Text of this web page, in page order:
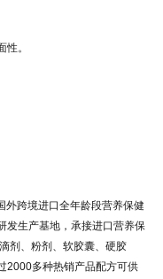
。
外跨境进口全年龄段营养保健
发生产基地，承接进口营养保
剂、粉剂、软胶囊、硬胶
2000多种热销产品配方可供